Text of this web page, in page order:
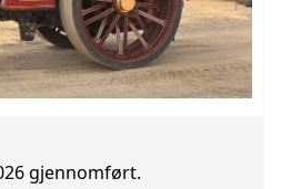
gjennomført.